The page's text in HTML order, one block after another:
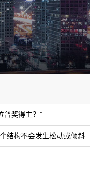
普奖得主？”
结构不会发生松动或倾斜